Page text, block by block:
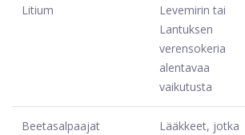
Litium
Levemirin tai
Lantuksen
verensokeria
alentavaa
vaikutusta
Beetasalpaajat
Lääkkeet, jotka